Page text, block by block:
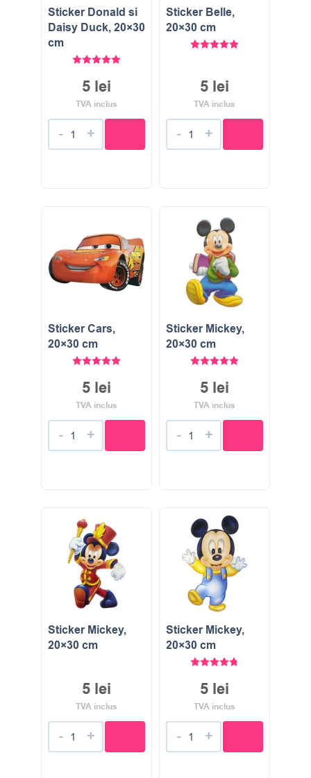
Sticker Donald si
Daisy Duck, 20×30
cm
5 lei
TVA inclus
- +
Sticker Belle,
20×30 cm
5 lei
TVA inclus
- +
Sticker Cars,
20×30 cm
stele din 5
5 lei
TVA inclus
- +
Sticker Mickey,
20×30 cm
5 lei
TVA inclus
- +
Sticker Mickey,
20×30 cm
5 lei
TVA inclus
- +
Sticker Mickey,
20×30 cm
Evaluat la
5 lei
TVA inclus
- +